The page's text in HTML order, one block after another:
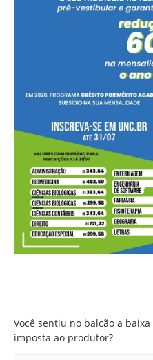
Você sentiu no balcão a
imposta ao produtor?